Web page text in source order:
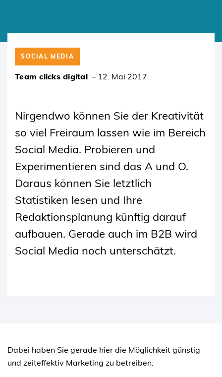
SOCIAL MEDIA
Team clicks digital –12. Mai 2017
Nirgendwo können Sie der Kreativität
so viel Freiraum lassen wie im Bereich
Social Media. Probieren und
Experimentieren sind das A und O.
Daraus können Sie letztlich
Statistiken lesen und Ihre
Redaktionsplanung künftig darauf
aufbauen. Gerade auch im B2B wird
Social Media noch unterschätzt.
Dabei haben Sie gerade hier die Möglichkeit günstig
und zeiteffektiv Marketing zu betreiben.